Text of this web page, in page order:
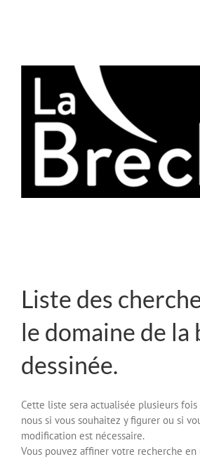
Liste des
le domaine de la
dessinée.
Cette liste sera actualisée plusieurs fois
nous si vous souhaitez y figurer ou si
modification est nécessaire.
Vous pouvez affiner votre recherche